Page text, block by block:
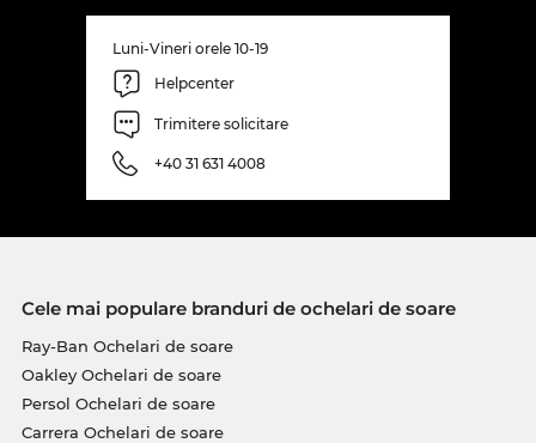
Luni-Vineri orele 10-19
Helpcenter
Trimitere solicitare
+40 31 631 4008
Cele mai populare branduri de ochelari de soare
Ray-Ban Ochelari de soare
Oakley Ochelari de soare
Persol Ochelari de soare
Carrera Ochelari de soare